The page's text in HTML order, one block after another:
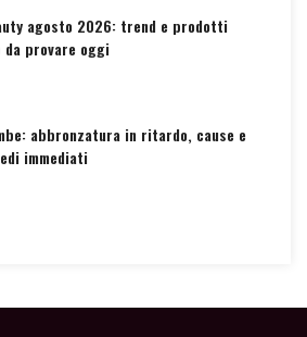
agosto 2026: trend e prodotti
da provare oggi
abbronzatura in ritardo, cause e
immediati